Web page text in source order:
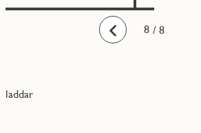
Bakåt 1
2
3
4
5
6
7
8 / 8
laddar